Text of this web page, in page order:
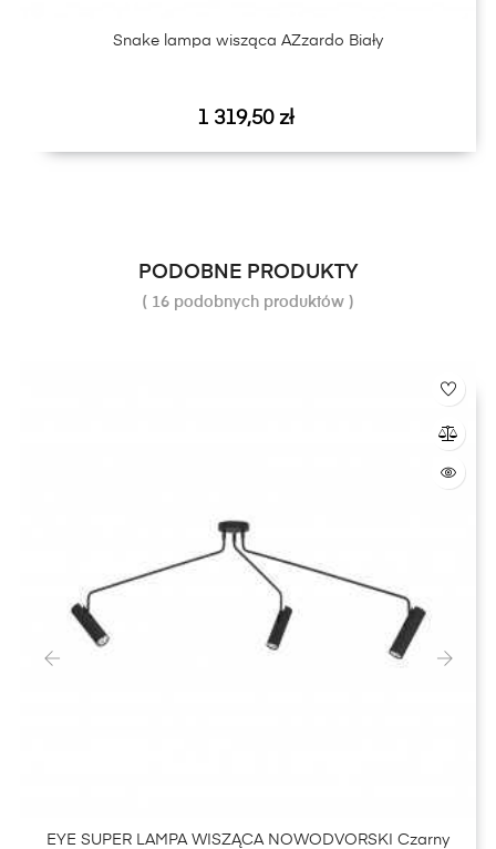
Snake lampa wisząca AZzardo Biały
Cena
1 319,50 zł
PODOBNE PRODUKTY
( 16 podobnych produktów )
EYE SUPER LAMPA WISZĄCA NOWODVORSKI Czarny